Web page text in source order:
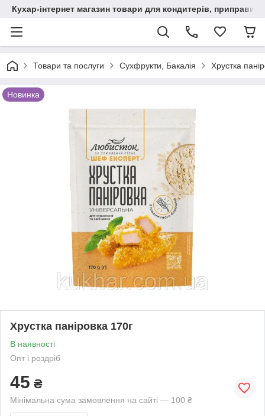
Кухар-інтернет магазин товари для кондитерів, приправи,
Товари та послуги Сухфрукти, Бакалія Хрустка
Новинка
Хрустка паніровка 170г
В наявності
Опт і роздріб
45 ₴
Мінімальна сума замовлення на сайті — 100 ₴